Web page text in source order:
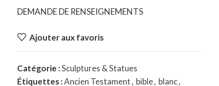
DEMANDE DE RENSEIGNEMENTS
Ajouter aux favoris
Catégorie :Sculptures & Statues
Étiquettes :Ancien Testament, bible, blanc,